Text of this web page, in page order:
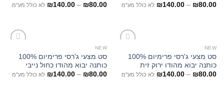
₪80.00
–
₪140.00 לא כולל מע"מ
₪80.00
–
₪140.00 לא כולל מע"מ
NEW
סט מצעי ג'רסי פרימיום 100%
כותנה יבוא מהודו ירוק זית
₪80.00
–
₪140.00 לא כולל מע"מ
NEW
סט מצעי ג'רסי פרימיום 100%
כותנה יבוא מהודו כחול נייבי
₪80.00
–
₪140.00 לא כולל מע"מ